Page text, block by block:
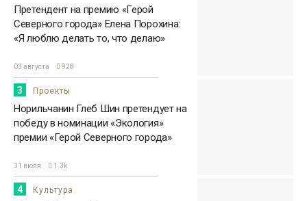
Претендент на премию «Герой
Северного города» Елена Порохина:
«Я люблю делать то, что делаю»
03 августа 928
3 Проекты
Норильчанин Глеб Шин претендует на
победу в номинации «Экология»
премии «Герой Северного города»
31 июля 1.3k
4 Культура